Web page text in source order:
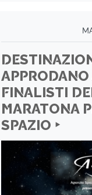
APPRODANO
FINALISTI
MARATONA
SPAZIO ‣